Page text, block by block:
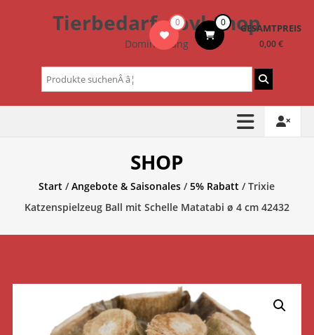
Tierbedarf – bvl-Shop
Dominik Lang
0 0 GESAMTPREIS
0,00 €
Suchen
nach:
SHOP
Start /Angebote & Saisonales /5% Rabatt / Trixie
Katzenspielzeug Ball mit Schelle Matatabi ø 4 cm 42432